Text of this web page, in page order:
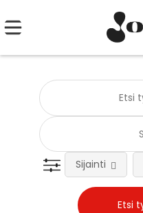
Sijainti